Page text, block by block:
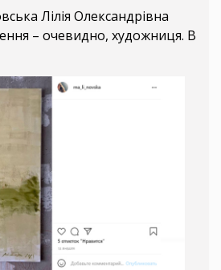
Лілія Олександрівна
– очевидно, художниця. В